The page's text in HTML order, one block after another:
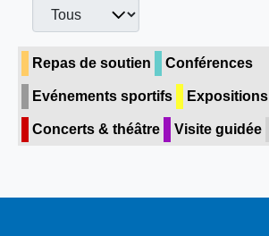
Repas de soutien Conférences
Evénements sportifs Expositions
Concerts & théâtre Visite guidée